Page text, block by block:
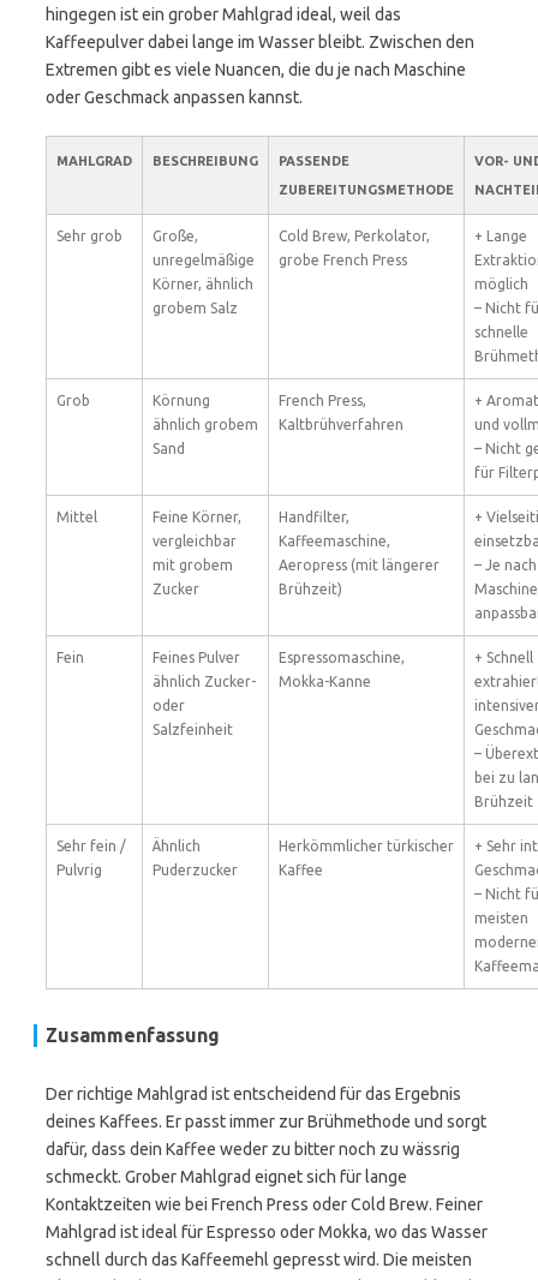
hingegen ist ein grober Mahlgrad ideal, weil das
Kaffeepulver dabei lange im Wasser bleibt. Zwischen den
Extremen gibt es viele Nuancen, die du je nach Maschine
oder Geschmack anpassen kannst.
MAHLGRAD BESCHREIBUNG
PASSENDE
ZUBEREITUNGSMETHODE
VOR-
Sehr grob
Große,
unregelmäßige
Körner, ähnlich
grobem Salz
Cold Brew, Perkolator,
grobe French Press
+ Lange
möglich
– Nicht
schnelle
Grob
Körnung
ähnlich grobem
Sand
French Press,
Kaltbrühverfahren
+
und
– Nicht
für
Mittel
Feine Körner,
vergleichbar
mit grobem
Zucker
Handfilter,
Kaffeemaschine,
Aeropress (mit längerer
Brühzeit)
+
– Je nach
Maschine
Fein
Feines Pulver
ähnlich Zucker-
oder
Salzfeinheit
Espressomaschine,
Mokka-Kanne
+ Schnell
–
bei zu
Brühzeit
Sehr fein /
Pulvrig
Ähnlich
Puderzucker
Herkömmlicher türkischer
Kaffee
+ Sehr
– Nicht
meisten
Zusammenfassung
Der richtige Mahlgrad ist entscheidend für das Ergebnis
deines Kaffees. Er passt immer zur Brühmethode und sorgt
dafür, dass dein Kaffee weder zu bitter noch zu wässrig
schmeckt. Grober Mahlgrad eignet sich für lange
Kontaktzeiten wie bei French Press oder Cold Brew. Feiner
Mahlgrad ist ideal für Espresso oder Mokka, wo das Wasser
schnell durch das Kaffeemehl gepresst wird. Die meisten